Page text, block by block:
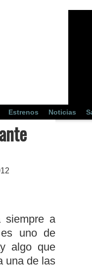
Estrenos Noticias
siempre a
uno de
algo que
una de las